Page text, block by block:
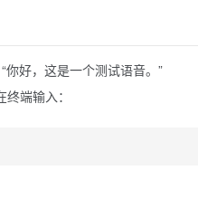
好，这是一个测试语音。”
端输入：